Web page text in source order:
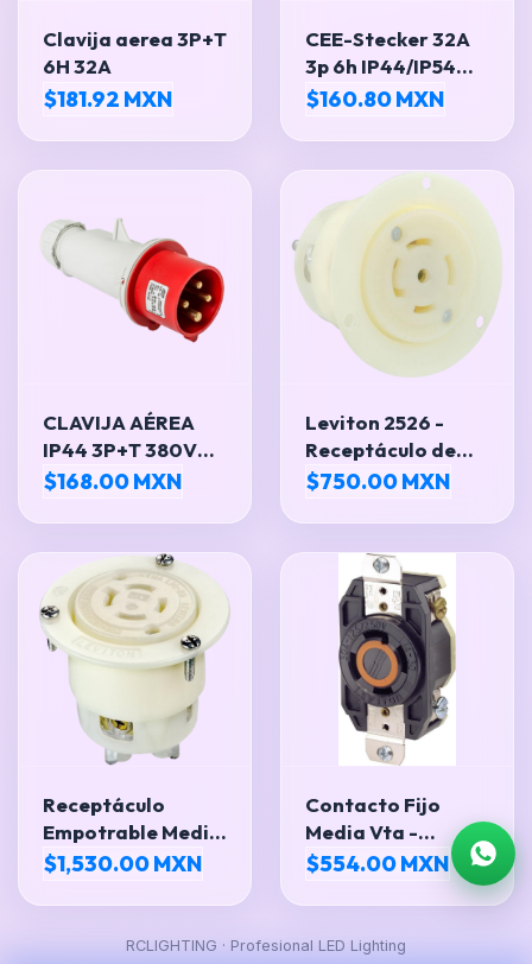
Clavija aerea 3P+T
6H 32A
$181.92 MXN
CEE-Stecker 32A
3p 6h IP44/IP54
SHARK
$160.80 MXN
CLAVIJA AÉREA
IP44 3P+T 380V
16A 6H
$168.00 MXN
Leviton 2526 -
Receptáculo de
bloqueo de salida
industrial,
conexión a tierra,
color blanco
$750.00 MXN
Receptáculo
Empotrable Media
Vuelta Industrial
$1,530.00 MXN
Contacto Fijo
Media Vta -
Leviton 2710
$554.00 MXN
RCLIGHTING · Profesional LED Lighting